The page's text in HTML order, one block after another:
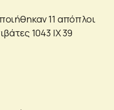
11 απόπλοι
1043 ΙΧ 39